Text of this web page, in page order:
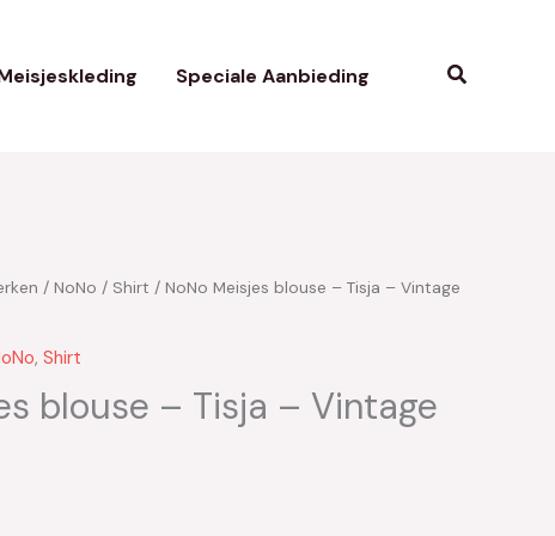
Speciale Aanbieding Zoeken
/ NoNo / Shirt / NoNo Meisjes blouse – Tisja – Vintage
, Shirt
blouse – Tisja – Vintage